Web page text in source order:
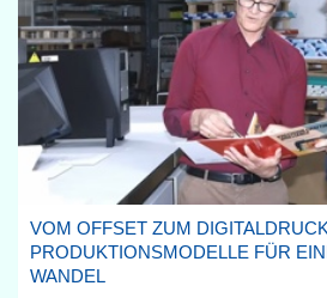
VOM OFFSET ZUM
PRODUKTIONSMODELLE FÜR
WANDEL